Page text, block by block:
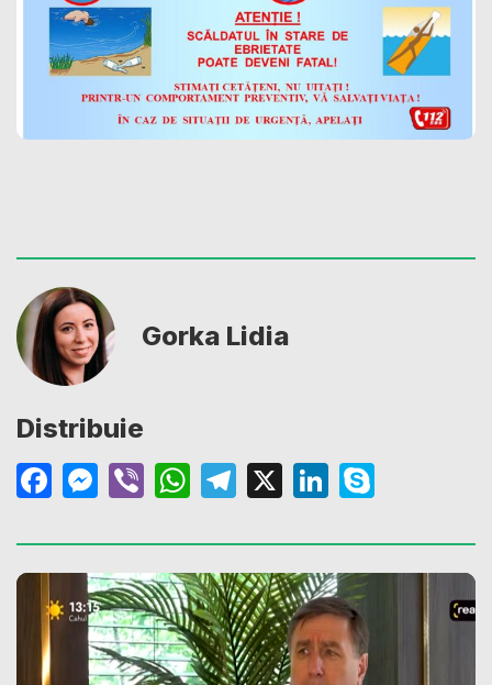
Gorka Lidia
Distribuie
Facebook
Messenger
ViberWhatsApp
Telegram
X LinkedIn